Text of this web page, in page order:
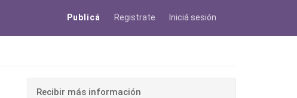
Publicá Registrate Iniciá sesión
Recibir más información